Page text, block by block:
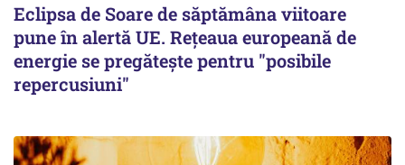
Eclipsa de Soare de săptămâna viitoare
pune în alertă UE. Rețeaua europeană de
energie se pregătește pentru "posibile
repercusiuni"